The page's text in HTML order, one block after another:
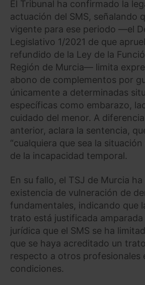
El Tribunal ha confirmado la
actuación del SMS, señalando
vigente para ese periodo —el
Legislativo 1/2021 de que
refundido de la Ley de la
Región de Murcia— limita
abono de complementos por
únicamente a determinadas
específicas como embarazo,
cuidado del menor. A
anterior, aclara la sentencia,
“cualquiera que sea la
de la incapacidad temporal.
En su fallo, el TSJ de Murcia
existencia de vulneración de
fundamentales, indicando que
trato está justificada
jurídica que el SMS se ha
que se haya acreditado un
respecto a otros profesionales
condiciones.